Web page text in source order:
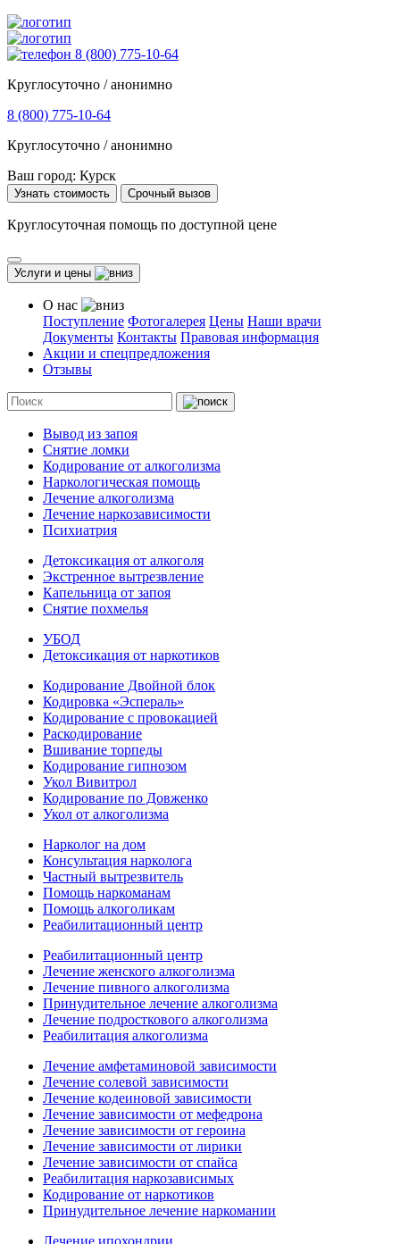
8 (800) 775-10-64
Круглосуточно / анонимно
8 (800) 775-10-64
Круглосуточно / анонимно
Ваш город: Курск
Узнать стоимость Срочный вызов
Круглосуточная помощь по доступной цене
Услуги и цены
О нас
Поступление Фотогалерея Цены Наши врачи
Документы Контакты Правовая информация
Акции и спецпредложения
Отзывы
Вывод из запоя
Снятие ломки
Кодирование от алкоголизма
Наркологическая помощь
Лечение алкоголизма
Лечение наркозависимости
Психиатрия
Детоксикация от алкоголя
Экстренное вытрезвление
Капельница от запоя
Снятие похмелья
УБОД
Детоксикация от наркотиков
Кодирование Двойной блок
Кодировка «Эспераль»
Кодирование с провокацией
Раскодирование
Вшивание торпеды
Кодирование гипнозом
Укол Вивитрол
Кодирование по Довженко
Укол от алкоголизма
Нарколог на дом
Консультация нарколога
Частный вытрезвитель
Помощь наркоманам
Помощь алкоголикам
Реабилитационный центр
Реабилитационный центр
Лечение женского алкоголизма
Лечение пивного алкоголизма
Принудительное лечение алкоголизма
Лечение подросткового алкоголизма
Реабилитация алкоголизма
Лечение амфетаминовой зависимости
Лечение солевой зависимости
Лечение кодеиновой зависимости
Лечение зависимости от мефедрона
Лечение зависимости от героина
Лечение зависимости от лирики
Лечение зависимости от спайса
Реабилитация наркозависимых
Кодирование от наркотиков
Принудительное лечение наркомании
Лечение ипохондрии